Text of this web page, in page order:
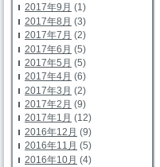
2017年9月 (1)
2017年8月 (3)
2017年7月 (2)
2017年6月 (5)
2017年5月 (5)
2017年4月 (6)
2017年3月 (2)
2017年2月 (9)
2017年1月 (12)
2016年12月 (9)
2016年11月 (5)
2016年10月 (4)